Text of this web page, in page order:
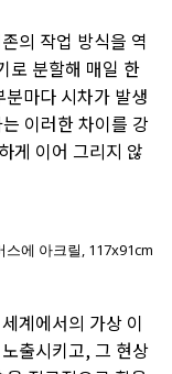
의 작업 방식을 역
로 분할해 매일 한
마다 시차가 발생
이러한 차이를 강
게 이어 그리지 않
스에 아크릴, 117x91cm
계에서의 가상 이
출시키고, 그 현상